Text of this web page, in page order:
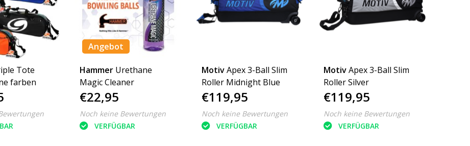
Tote
farben
Angebot
Hammer Urethane
Magic Cleaner
€22,95
Noch keine Bewertungen
VERFÜGBAR
MotivApex 3-Ball Slim
Roller Midnight Blue
€119,95
Noch keine Bewertungen
VERFÜGBAR
MotivApex 3-Ball Slim
Roller Silver
€119,95
Noch keine Bewertungen
VERFÜGBAR